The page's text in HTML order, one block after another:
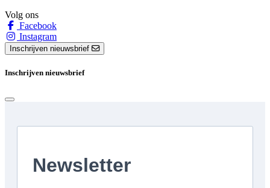
Volg ons
Facebook
Instagram
Inschrijven nieuwsbrief
Inschrijven nieuwsbrief